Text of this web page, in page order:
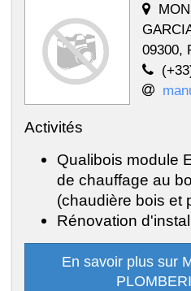
09300,
Activités
Qualibois module
de chauffage au
(chaudière bois et
Rénovation
En savoir plus sur